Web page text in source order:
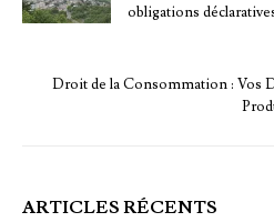
obligations
Droit de la Consommation : Vos
ARTICLES RÉCENTS